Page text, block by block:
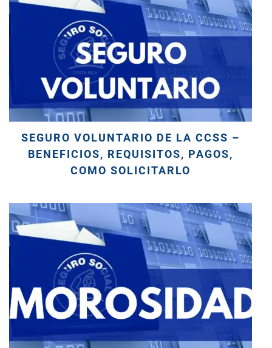
SEGURO VOLUNTARIO DE LA CCSS –
BENEFICIOS, REQUISITOS, PAGOS,
COMO SOLICITARLO